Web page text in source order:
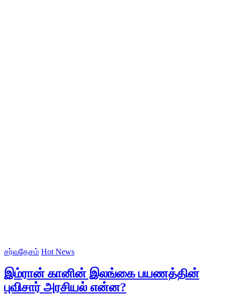
சர்வதேசம் Hot News
இம்ரான் கானின் இலங்கை பயணத்தின்
புவிசார் அரசியல் என்ன?